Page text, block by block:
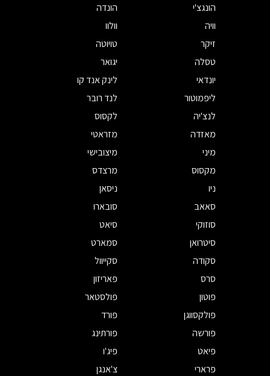
הונגצ'י
הונדה
וויה
וולוו
זיקר
טויוטה
טסלה
יגואר
יונדאי
לינק אנד קו
ליפמוטור
לנד רובר
לנצ'יה
לקסוס
מאזדה
מזראטי
מיני
מיצובישי
מקסוס
מרצדס
ניו
ניסאן
סאאב
סובארו
סוזוקי
סיאט
סיטרואן
סמארט
סקודה
סקייוול
סרס
פאריזון
פוטון
פולסטאר
פולקסווגן
פורד
פורשה
פורתינג
פיאט
פיג'ו
פרארי
צ'אנגן